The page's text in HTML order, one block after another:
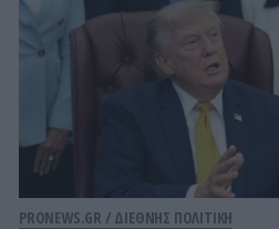
PRONEWS.GR / ΔΙΕΘΝΗΣ ΠΟΛΙΤΙΚΗ